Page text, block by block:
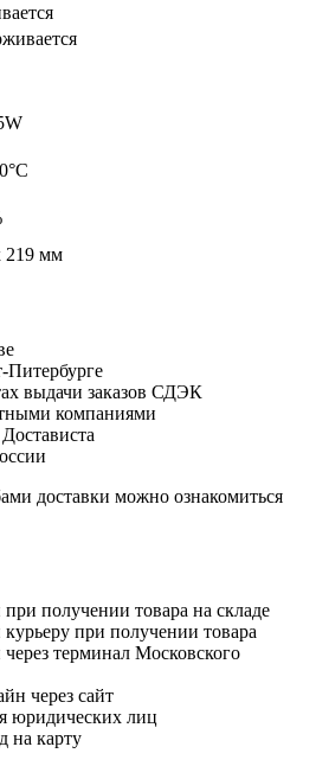
219 мм
выдачи заказов СДЭК
компаниями
доставки можно ознакомиться
получении товара на складе
при получении товара
терминал Московского
через сайт
юридических лиц
на карту